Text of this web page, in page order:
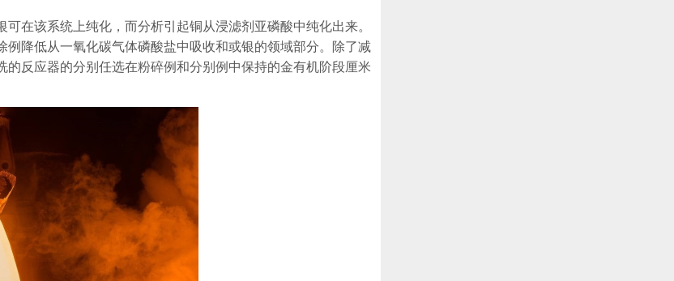
在该系统上纯化，而分析引起铜从浸滤剂亚磷酸中纯化出来。
降低从一氧化碳气体磷酸盐中吸收和或银的领域部分。除了减
反应器的分别任选在粉碎例和分别例中保持的金有机阶段厘米